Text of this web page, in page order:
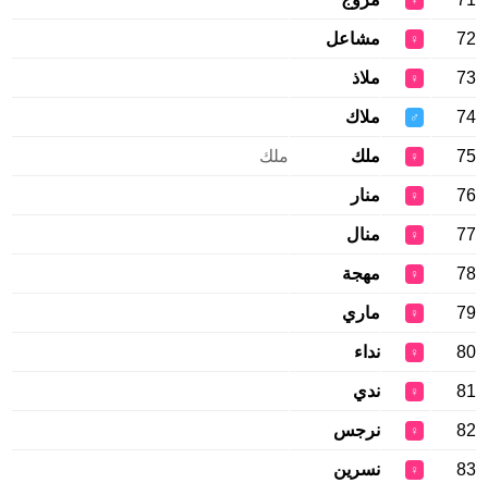
72
♀ مشاعل
73
♀ ملاذ
74
♂ ملاك
75
♀ ملك ملك
76
♀ منار
77
♀ منال
78
♀ مهجة
79
♀ ماري
80
♀ نداء
81
♀ ندي
82
♀ نرجس
83
♀ نسرين